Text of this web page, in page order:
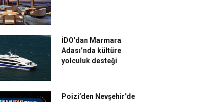
İDO’dan Marmara
Adası’nda kültüre
yolculuk desteği
Poizi’den Nevşehir’de